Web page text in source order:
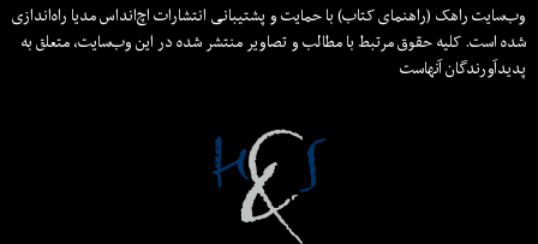
وب‌سایت راهک (راهنمای کتاب) با حمایت و پشتیبانی انتشارات اچ‌اند‌اس مدیا راه‌اندازی
شده است. کلیه حقوق مرتبط با مطالب و تصاویر منتشر شده در این وب‌سایت، متعلق به
پدیدآورندگان آنهاست